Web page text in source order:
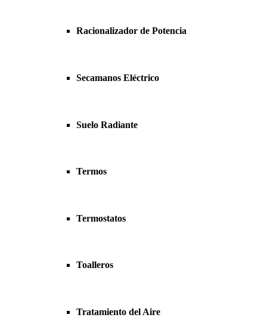
Racionalizador de Potencia
Secamanos Eléctrico
Suelo Radiante
Termos
Termostatos
Toalleros
Tratamiento del Aire